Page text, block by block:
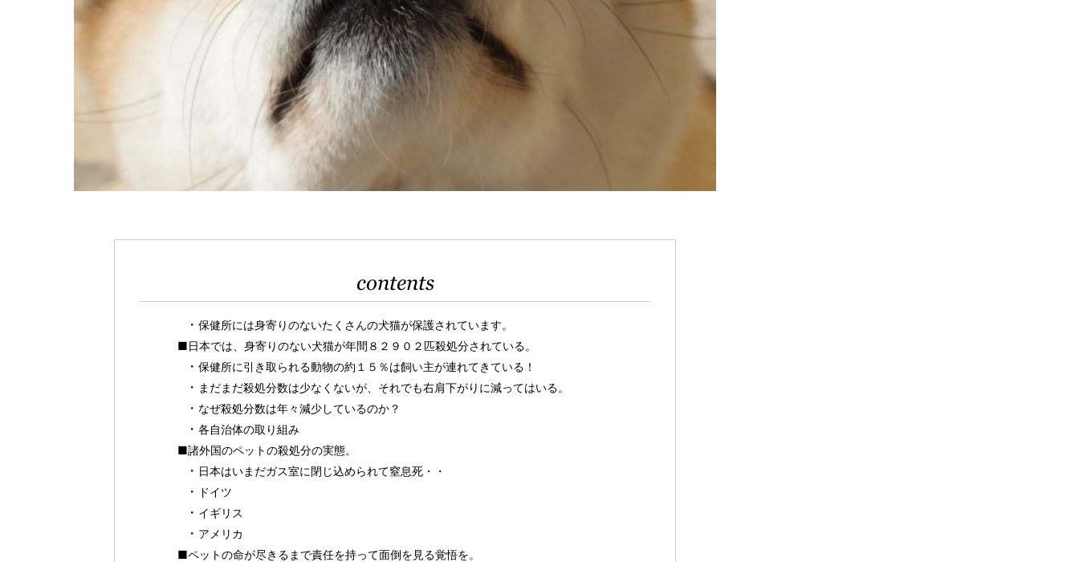
contents
保健所には身寄りのないたくさんの犬猫が保護されています。
■日本では、身寄りのない犬猫が年間８２９０２匹殺処分されている。
保健所に引き取られる動物の約１５％は飼い主が連れてきている！
まだまだ殺処分数は少なくないが、それでも右肩下がりに減ってはいる。
なぜ殺処分数は年々減少しているのか？
各自治体の取り組み
■諸外国のペットの殺処分の実態。
日本はいまだガス室に閉じ込められて窒息死・・
ドイツ
イギリス
アメリカ
■ペットの命が尽きるまで責任を持って面倒を見る覚悟を。